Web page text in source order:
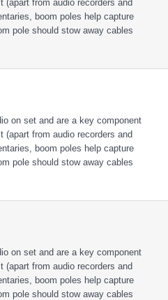
(apart from audio recorders and
boom poles help capture
pole should stow away cables
on set and are a key component
(apart from audio recorders and
boom poles help capture
pole should stow away cables
on set and are a key component
(apart from audio recorders and
boom poles help capture
pole should stow away cables